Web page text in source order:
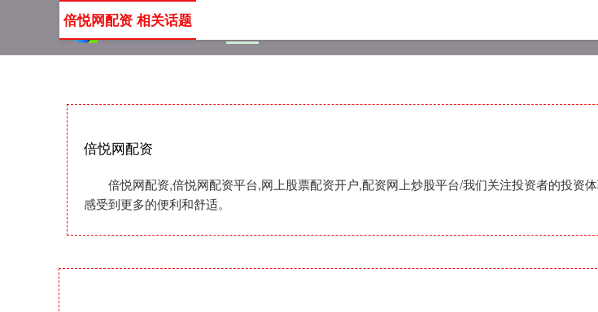
倍悦网配资
倍悦网配资,倍悦网配资平台,网上股票配资开户,配资网上炒股平台/我们关注投资者的投资
感受到更多的便利和舒适。
倍悦网配资 相关话题